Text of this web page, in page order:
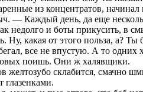
из концентратов, начинал
— Каждый день, да еще
недолго и боты прикусить, в
Ну, какая от этого польза, а? Ты
все не впустую. А то одних
поишь. Они ж халявщики.
желтозубо склабится, смачно
глазенками.